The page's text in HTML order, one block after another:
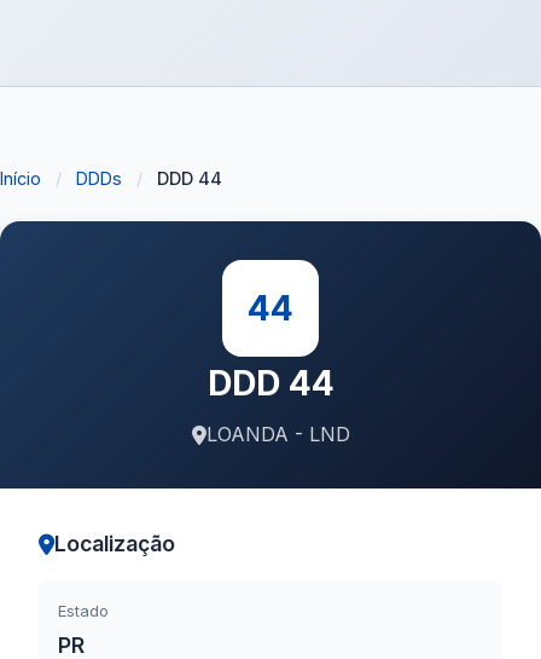
Início / DDDs / DDD 44
44
DDD 44
LOANDA - LND
Localização
Estado
PR